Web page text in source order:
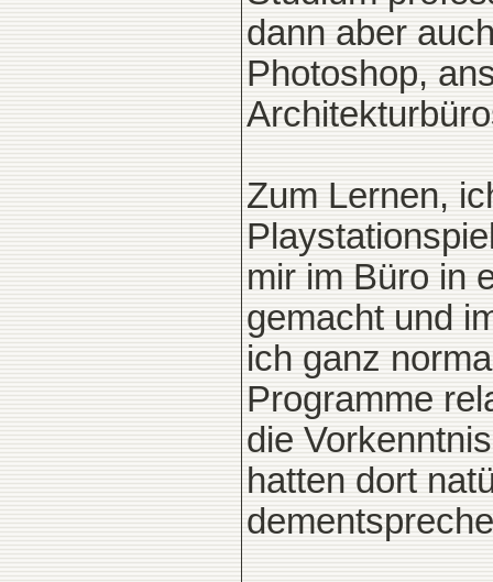
dann aber
Photoshop,
Zum Lernen,
mir im Büro in
gemacht und
ich ganz
Programme
die
hatten dort